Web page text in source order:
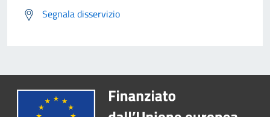
Segnala disservizio